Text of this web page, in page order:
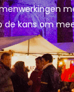
de kans om